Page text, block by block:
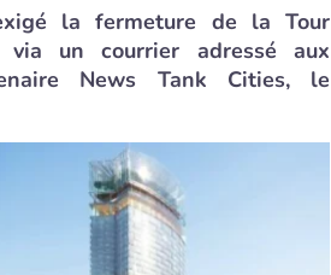
la fermeture de la Tour
via un courrier adressé aux
News Tank Cities, le